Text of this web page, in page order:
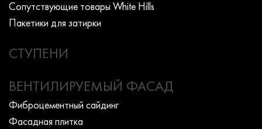
Сопутствующие товары White Hills
Пакетики для затирки
СТУПЕНИ
ВЕНТИЛИРУЕМЫЙ ФАСАД
Фиброцементный сайдинг
Фасадная плитка